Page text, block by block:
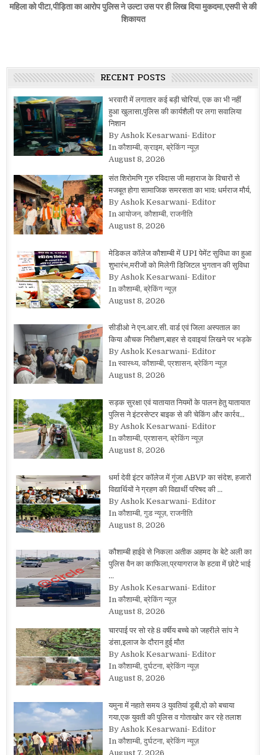
महिला को पीटा,पीड़िता का आरोप पुलिस ने उल्टा उस पर ही लिख दिया मुकदमा,एसपी से की
शिकायत
RECENT POSTS
भरवारी में लगातार कई बड़ी चोरियां, एक का भी नहीं
हुआ खुलासा,पुलिस की कार्यशैली पर लगा सवालिया
निशान
By Ashok Kesarwani- Editor
In कौशाम्बी, क्राइम, ब्रेकिंग न्यूज़
August 8, 2026
संत शिरोमणि गुरु रविदास जी महाराज के विचारों से
मजबूत होगा सामाजिक समरसता का भाव: धर्मराज मौर्य,
By Ashok Kesarwani- Editor
In आयोजन, कौशाम्बी, राजनीति
August 8, 2026
मेडिकल कॉलेज कौशाम्बी में UPI पेमेंट सुविधा का हुआ
शुभारंभ,मरीजों को मिलेगी डिजिटल भुगतान की सुविधा
By Ashok Kesarwani- Editor
In कौशाम्बी, ब्रेकिंग न्यूज़
August 8, 2026
सीडीओ ने एन.आर.सी. वार्ड एवं जिला अस्पताल का
किया औचक निरीक्षण,बाहर से दवाइयां लिखने पर भड़के
By Ashok Kesarwani- Editor
In स्वास्थ्य, कौशाम्बी, प्रशासन, ब्रेकिंग न्यूज़
August 8, 2026
सड़क सुरक्षा एवं यातायात नियमों के पालन हेतु यातायात
पुलिस ने इंटरसेप्टर बाइक से की चेकिंग और कार्रव…
By Ashok Kesarwani- Editor
In कौशाम्बी, प्रशासन, ब्रेकिंग न्यूज़
August 8, 2026
धर्मा देवी इंटर कॉलेज में गूंजा ABVP का संदेश, हजारों
विद्यार्थियों ने ग्रहण की विद्यार्थी परिषद की …
By Ashok Kesarwani- Editor
In कौशाम्बी, गुड न्यूज़, राजनीति
August 8, 2026
कौशाम्बी हाईवे से निकला अतीक अहमद के बेटे अली का
पुलिस वैन का काफिला,प्रयागराज के हटवा में छोटे भाई
…
By Ashok Kesarwani- Editor
In कौशाम्बी, ब्रेकिंग न्यूज़
August 8, 2026
चारपाई पर सो रहे 8 वर्षीय बच्चे को जहरीले सांप ने
डंसा,इलाज के दौरान हुई मौत
By Ashok Kesarwani- Editor
In कौशाम्बी, दुर्घटना, ब्रेकिंग न्यूज़
August 8, 2026
यमुना में नहाते समय 3 युवतियां डूबी,दो को बचाया
गया,एक युवती की पुलिस व गोताखोर कर रहे तलाश
By Ashok Kesarwani- Editor
In कौशाम्बी, दुर्घटना, ब्रेकिंग न्यूज़
August 7, 2026